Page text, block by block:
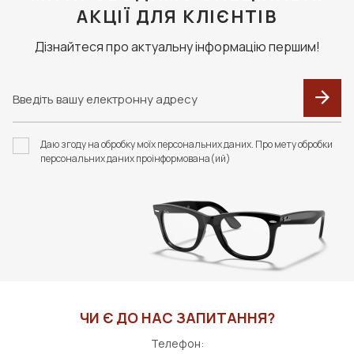
АКЦІЇ ДЛЯ КЛІЄНТІВ
Дізнайтеся про актуальну інформацію першим!
Даю згоду на обробку моїх персональних даних. Про мету обробки
персональних даних проінформована(ий)
ЧИ Є ДО НАС ЗАПИТАННЯ?
Телефон: